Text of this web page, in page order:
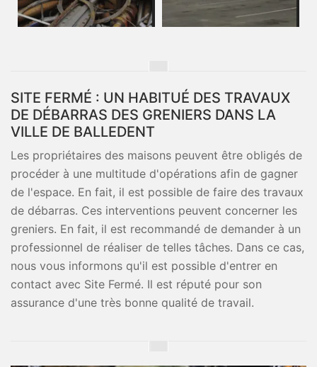
SITE FERMÉ : UN HABITUÉ DES TRAVAUX
DE DÉBARRAS DES GRENIERS DANS LA
VILLE DE BALLEDENT
Les propriétaires des maisons peuvent être obligés de
procéder à une multitude d'opérations afin de gagner
de l'espace. En fait, il est possible de faire des travaux
de débarras. Ces interventions peuvent concerner les
greniers. En fait, il est recommandé de demander à un
professionnel de réaliser de telles tâches. Dans ce cas,
nous vous informons qu'il est possible d'entrer en
contact avec Site Fermé. Il est réputé pour son
assurance d'une très bonne qualité de travail.